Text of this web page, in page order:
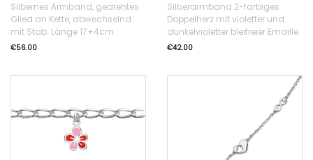
Silbernes Armband, gedrehtes
Glied an Kette, abwechselnd
mit Stab. Länge 17+4cm.
€56.00
Silberarmband 2-farbiges
Doppelherz mit violetter und
dunkelvioletter bleifreier Emaille.
€42.00